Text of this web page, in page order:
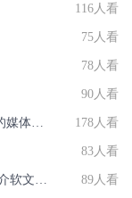
116人看
75人看
78人看
90人看
178人看
83人看
89人看